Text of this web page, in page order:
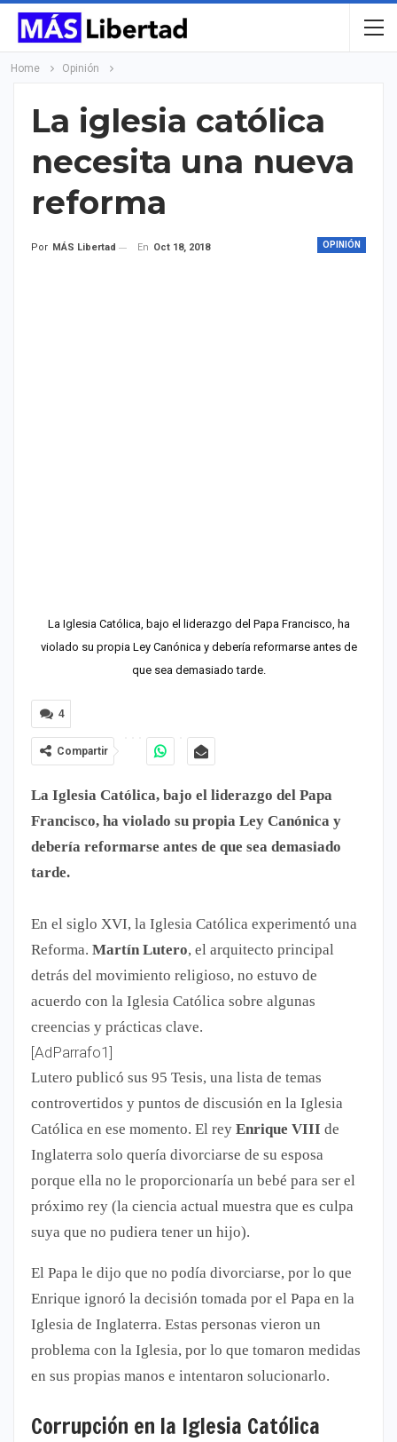
Home Opinión
La iglesia católica
necesita una nueva
reforma
OPINIÓN
Por MÁS Libertad En Oct 18, 2018
La Iglesia Católica, bajo el liderazgo del Papa Francisco, ha
violado su propia Ley Canónica y debería reformarse antes de
que sea demasiado tarde.
4
Compartir
La Iglesia Católica, bajo el liderazgo del Papa
Francisco, ha violado su propia Ley Canónica y
debería reformarse antes de que sea demasiado
tarde.
En el siglo XVI, la Iglesia Católica experimentó una
Reforma. Martín Lutero, el arquitecto principal
detrás del movimiento religioso, no estuvo de
acuerdo con la Iglesia Católica sobre algunas
creencias y prácticas clave.
[AdParrafo1]
Lutero publicó sus 95 Tesis, una lista de temas
controvertidos y puntos de discusión en la Iglesia
Católica en ese momento. El rey Enrique VIII de
Inglaterra solo quería divorciarse de su esposa
porque ella no le proporcionaría un bebé para ser el
próximo rey (la ciencia actual muestra que es culpa
suya que no pudiera tener un hijo).
El Papa le dijo que no podía divorciarse, por lo que
Enrique ignoró la decisión tomada por el Papa en la
Iglesia de Inglaterra. Estas personas vieron un
problema con la Iglesia, por lo que tomaron medidas
en sus propias manos e intentaron solucionarlo.
Corrupción en la Iglesia Católica